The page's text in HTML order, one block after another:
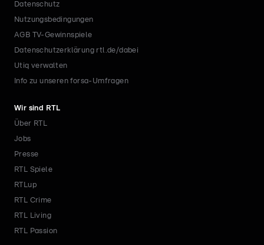
Datenschutz
Nutzungsbedingungen
AGB TV-Gewinnspiele
Datenschutzerklärung rtl.de/dabei
Utiq verwalten
Info zu unseren forsa-Umfragen
Wir sind RTL
Über RTL
Jobs
Presse
RTL Spiele
RTLup
RTL Crime
RTL Living
RTL Passion